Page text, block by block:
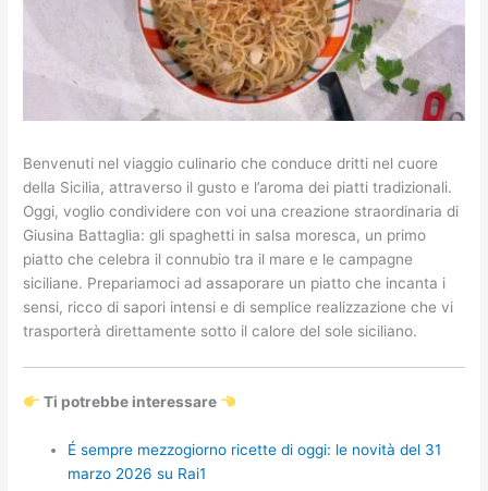
Benvenuti nel viaggio culinario che conduce dritti nel cuore
della Sicilia, attraverso il gusto e l’aroma dei piatti tradizionali.
Oggi, voglio condividere con voi una creazione straordinaria di
Giusina Battaglia: gli spaghetti in salsa moresca, un primo
piatto che celebra il connubio tra il mare e le campagne
siciliane. Prepariamoci ad assaporare un piatto che incanta i
sensi, ricco di sapori intensi e di semplice realizzazione che vi
trasporterà direttamente sotto il calore del sole siciliano.
Ti potrebbe interessare
É sempre mezzogiorno ricette di oggi: le novità del 31
marzo 2026 su Rai1